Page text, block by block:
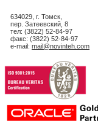
634029, г. Томск,
пер. Затеевский, 8
тел: (3822) 52-84-97
факс: (3822) 52-84-97
e-mail: mail@novinteh.com